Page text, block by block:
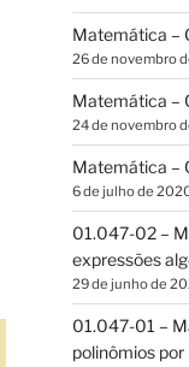
Matemática –
26 de novembro
Matemática –
24 de novembro
Matemática –
6 de julho de
01.047-02 –
expressões
29 de junho de
01.047-01 –
polinômios por